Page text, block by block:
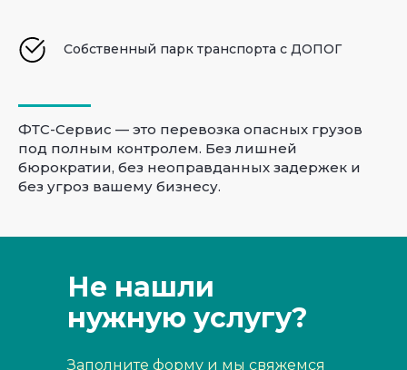
Собственный парк транспорта с ДОПОГ
ФТС-Сервис — это перевозка опасных грузов
под полным контролем. Без лишней
бюрократии, без неоправданных задержек и
без угроз вашему бизнесу.
Не нашли
нужную услугу?
Заполните форму и мы свяжемся